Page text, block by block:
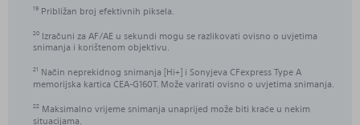
19 Približan broj efektivnih piksela.
20 Izračuni za AF/AE u sekundi mogu se razlikovati ovisno o uvjetima
snimanja i korištenom objektivu.
21 Način neprekidnog snimanja [Hi+] i Sonyjeva CFexpress Type A
memorijska kartica CEA-G160T. Može varirati ovisno o uvjetima snimanja.
22 Maksimalno vrijeme snimanja unaprijed može biti kraće u nekim
situacijama.